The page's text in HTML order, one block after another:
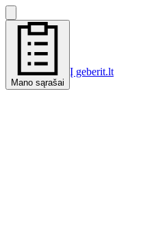
Mano sąrašai
Į geberit.lt